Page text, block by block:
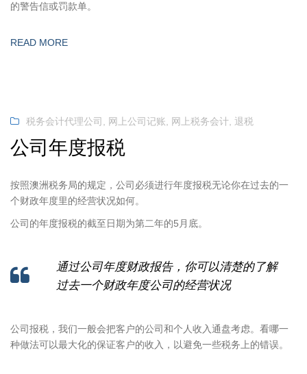
的警告信或罚款单。
READ MORE
税务会计代理公司 , 网上公司记账, 网上税务会计, 退税
公司年度报税
按照澳洲税务局的规定，公司必须进行年度报税无论你在过去的一
个财政年度里的经营状况如何。
公司的年度报税的截至日期为第二年的5月底。
通过公司年度财政报告，你可以清楚的了解
过去一个财政年度公司的经营状况
公司报税，我们一般会把客户的公司和个人收入通盘考虑。看哪一
种做法可以最大化的保证客户的收入，以避免一些税务上的错误。